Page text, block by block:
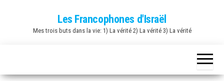
Les Francophones d'Israël
Mes trois buts dans la vie: 1) La vérité 2) La vérité 3) La vérité